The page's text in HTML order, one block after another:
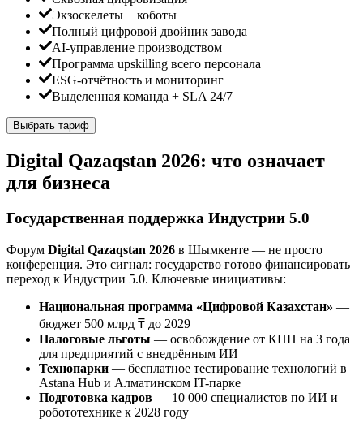
Экзоскелеты + коботы
Полный цифровой двойник завода
AI-управление производством
Программа upskilling всего персонала
ESG-отчётность и мониторинг
Выделенная команда + SLA 24/7
Выбрать тариф
Digital Qazaqstan 2026: что означает
для бизнеса
Государственная поддержка Индустрии 5.0
Форум Digital Qazaqstan 2026 в Шымкенте — не просто
конференция. Это сигнал: государство готово финансировать
переход к Индустрии 5.0. Ключевые инициативы:
Национальная программа «Цифровой Казахстан» —
бюджет 500 млрд ₸ до 2029
Налоговые льготы — освобождение от КПН на 3 года
для предприятий с внедрённым ИИ
Технопарки — бесплатное тестирование технологий в
Astana Hub и Алматинском IT-парке
Подготовка кадров — 10 000 специалистов по ИИ и
робототехнике к 2028 году